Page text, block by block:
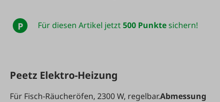
P Für diesen Artikel jetzt500 Punktesichern!
Peetz Elektro-Heizung
Für Fisch-Räucheröfen, 2300 W, regelbar.Abmessung